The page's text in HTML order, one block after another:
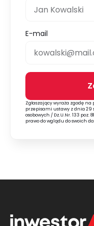
E-mail
Alternative:
Zgłaszający wyraża zgodę
przepisami ustawy z dnia 29
osobowych / Dz.U.Nr. 133
prawo do wglądu do swoich